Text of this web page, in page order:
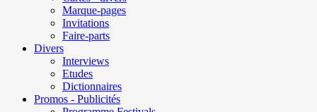
Marque-pages
Invitations
Faire-parts
Divers
Interviews
Etudes
Dictionnaires
Promos - Publicités